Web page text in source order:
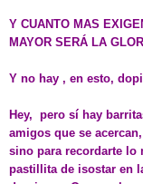
Y CUANTO MAS
MAYOR SERÁ LA
Y no hay , en esto,
Hey, pero sí hay
amigos que se
sino para recordarte lo
pastillita de isostar en